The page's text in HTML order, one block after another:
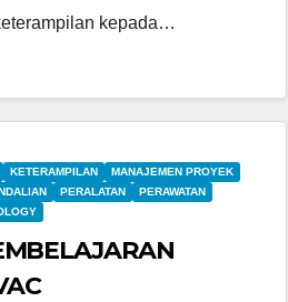
kepada…
KETERAMPILAN
MANAJEMEN PROYEK
PERALATAN
PERAWATAN